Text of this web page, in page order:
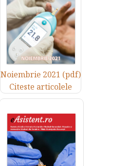
Noiembrie 2021 (pdf)
Citeste articolele